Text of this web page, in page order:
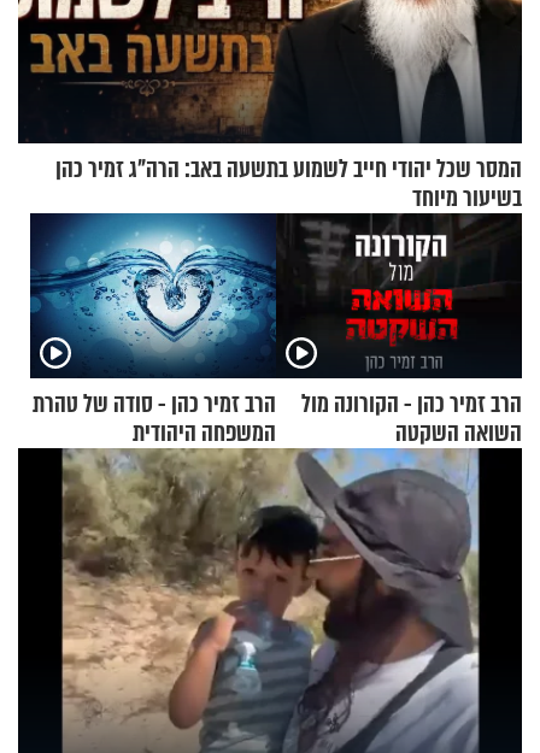
המסר שכל יהודי חייב לשמוע בתשעה באב: הרה"ג זמיר כהן
בשיעור מיוחד
הרב זמיר כהן - הקורונה מול
השואה השקטה
הרב זמיר כהן - סודה של טהרת
המשפחה היהודית